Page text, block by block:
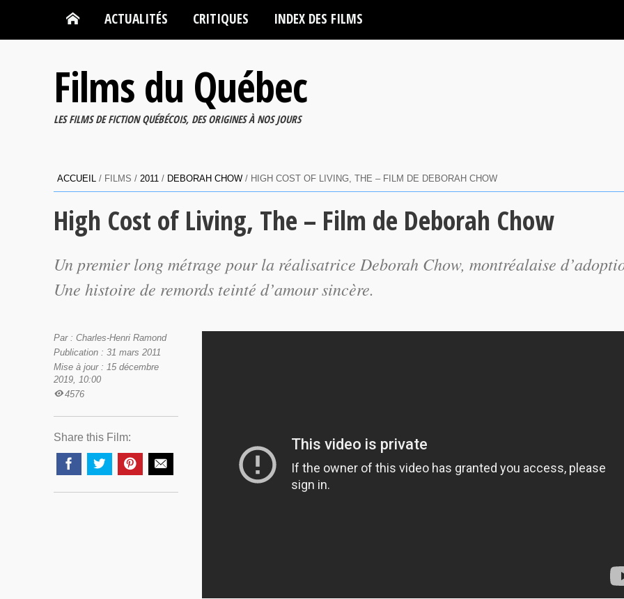
ACTUALITÉS CRITIQUES INDEX DES FILMS
Films du Québec
LES FILMS DE FICTION QUÉBÉCOIS, DES ORIGINES À NOS JOURS
ACCUEIL / FILMS / 2011 / DEBORAH CHOW / HIGH COST OF LIVING, THE – FILM DE DEBORAH CHOW
High Cost of Living, The – Film de Deborah Chow
Un premier long métrage pour la réalisatrice Deborah Chow, montréalaise
Une histoire de remords teinté d’amour sincère.
Par : Charles-Henri Ramond
Publication : 31 mars 2011
Mise à jour : 15 décembre
2019, 10:00
4576
Share this Film: